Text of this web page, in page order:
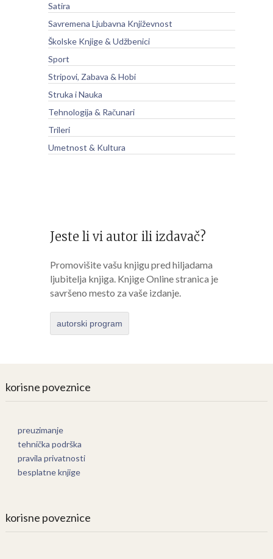
Satira
Savremena Ljubavna Književnost
Školske Knjige & Udžbenici
Sport
Stripovi, Zabava & Hobi
Struka i Nauka
Tehnologija & Računari
Trileri
Umetnost & Kultura
Jeste li vi autor ili izdavač?
Promovišite vašu knjigu pred hiljadama
ljubitelja knjiga. Knjige Online stranica je
savršeno mesto za vaše izdanje.
autorski program
korisne poveznice
preuzimanje
tehnička podrška
pravila privatnosti
besplatne knjige
korisne poveznice